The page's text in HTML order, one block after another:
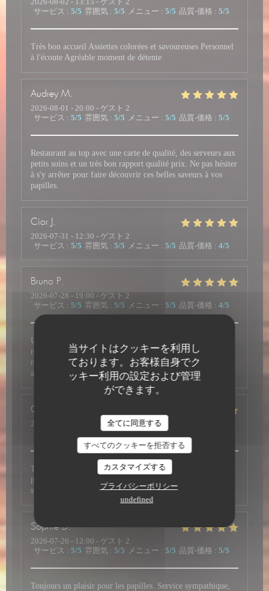
当サイトはクッキーを利用し
ております。お客様自身でク
ッキー利用の設定および管理
ができます。
全てに同意する
すべてのクッキーを拒否する
カスタマイズする
プライバシーポリシー
undefined
サービス : 5/5 雰囲気 : 5/5 メニュー : 5/5 品質-価格 : 5/5
Très bon accueil Assiettes colorées et savoureuses Personnel
à l'écoute Agréable moment de détente
Audrey M
2026-08-01 - 20:00 - ゲスト 2
サービス : 5/5 雰囲気 : 5/5 メニュー : 5/5 品質-価格 : 5/5
Restaurant au top avec une carte de qualité, des serveurs aux
petits soins et un très bon rapport qualité prix. Ne pas hésiter
à s'y arrêter pour faire découvrir ces belles saveurs à vos
papilles.
Cior
2026-07-31 - 12:30 - ゲスト 2
サービス : 5/5 雰囲気 : 5/5 メニュー : 5/5 品質-価格 : 4/5
Bruno P
2026-07-28 - 19:00 - ゲスト 2
サービス : 5/5 雰囲気 : 5/5 メニュー : 5/5 品質-価格 : 4/5
Un accueil avec le sourire et une belle disponibilité. Nous
recommandons ce restaurant, qui nous avait déjà été
recommandé, où le goût, la qualité des mets et du service,
ainsi que la vue vous font passer un excellent moment.
Christian
2026-07-26
- 19:30 - ゲスト 4
雰囲気: 5/5 メニュー: 5
Très bonne cuisine exotique dans ce restaurant , belle
présentation des plats et un personnel au top , agréable et
super sympathique . Je recommande sans hésiter .
Sophie D
2026-07-26 - 12:00 - ゲスト 2
サービス : 5/5 雰囲気 : 5/5 メニュー : 5/5 品質-価格 : 5/5
Toujours un plaisir pour les papilles. Service sympathique,